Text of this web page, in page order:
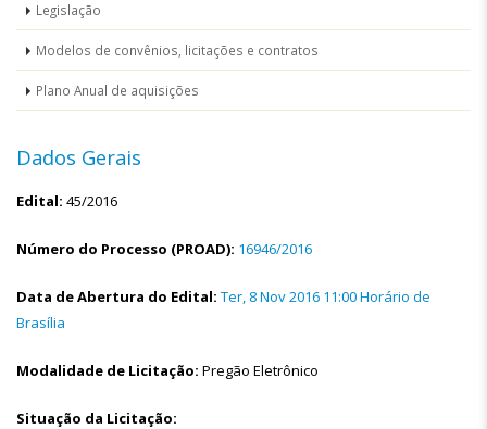
Legislação
Modelos de convênios, licitações e contratos
Plano Anual de aquisições
Dados Gerais
Edital: 45/2016
Número do Processo (PROAD): 16946/2016
Data de Abertura do Edital: Ter, 8 Nov 2016 11:00 Horário de
Brasília
Modalidade de Licitação: Pregão Eletrônico
Situação da Licitação: